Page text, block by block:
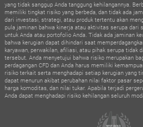
yang tidak sanggup Anda tanggung kehilangannya.
memiliki tingkat risiko yang berbeda, dan tidak ada
dari investasi, strategi, atau produk tertentu akan
pula jaminan bahwa kinerja atau aktivitas serupa dari
untuk Anda atau portofolio Anda. Tidak ada jaminan
bahwa kerugian dapat dihindari saat
karyawan, perwakilan, afiliasi, atau pihak serupa tidak
tersebut. Anda menyetujui bahwa risiko merupakan
perdagangan CFD dan Anda harus memiliki
risiko terkait serta menghadapi setiap kerugian yang
dapat menurun akibat perubahan nilai faktor pasar
harga komoditas, dan nilai tukar. Apabila terjadi
Anda dapat menghadapi risiko kehilangan seluruh